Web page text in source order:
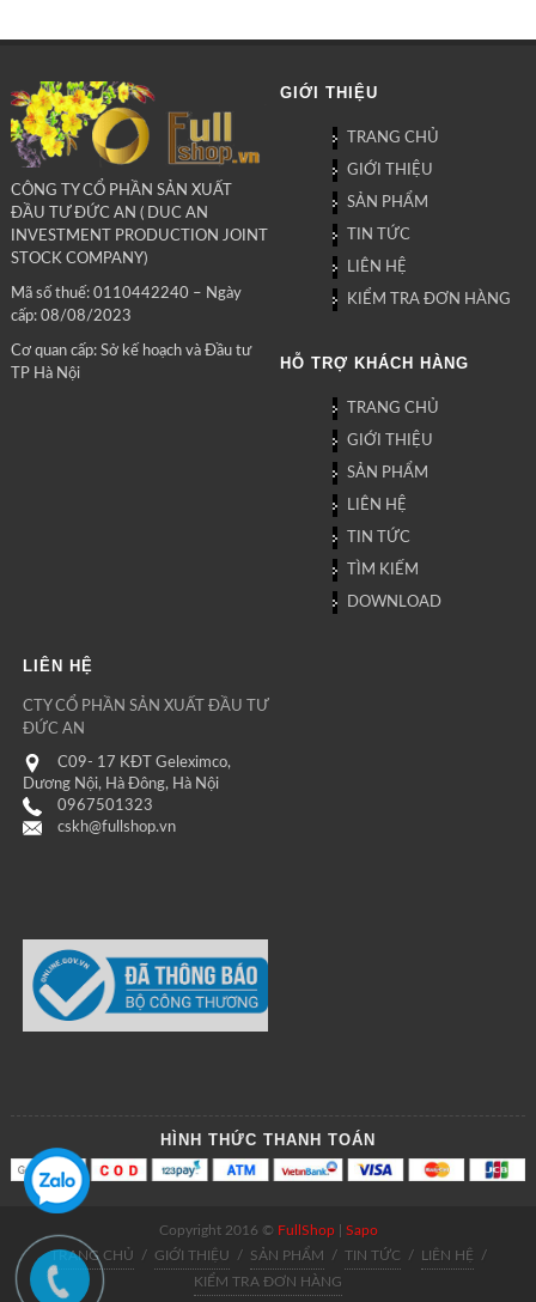
CÔNG TY CỔ PHẦN SẢN XUẤT
ĐẦU TƯ ĐỨC AN ( DUC AN
INVESTMENT PRODUCTION JOINT
STOCK COMPANY)
Mã số thuế: 0110442240 – Ngày
cấp: 08/08/2023
Cơ quan cấp: Sở kế hoạch và Đầu tư
TP Hà Nội
GIỚI THIỆU
TRANG CHỦ
GIỚI THIỆU
SẢN PHẨM
TIN TỨC
LIÊN HỆ
KIỂM TRA ĐƠN HÀNG
HỖ TRỢ KHÁCH HÀNG
TRANG CHỦ
GIỚI THIỆU
SẢN PHẨM
LIÊN HỆ
TIN TỨC
TÌM KIẾM
DOWNLOAD
LIÊN HỆ
CTY CỔ PHẦN SẢN XUẤT ĐẦU TƯ
ĐỨC AN
C09- 17 KĐT Geleximco,
Dương Nội, Hà Đông, Hà Nội
0967501323
cskh@fullshop.vn
HÌNH THỨC THANH TOÁN
Copyright 2016 © FullShop| Sapo
TRANG CHỦ
/ GIỚI THIỆU / SẢN PHẨM / TIN TỨC / LIÊN HỆ
/
KIỂM TRA ĐƠN HÀNG